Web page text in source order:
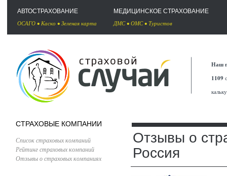
АВТОСТРАХОВАНИЕ
ОСАГО • Каско • Зеленая карта
МЕДИЦИНСКОЕ СТРАХОВАНИЕ
ДМС• ОМС• Туристов
Наш
1109
СТРАХОВЫЕ КОМПАНИИ
Список страховых компаний
Рейтинг страховых компаний
Отзывы о страховых компаниях
Отзывы о
Россия